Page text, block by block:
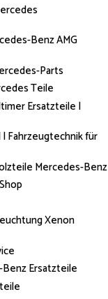
Benz AMG
Parts
Teile
Ersatzteile |
| Fahrzeugtechnik für
Mercedes-Benz
Xenon
Benz Ersatzteile